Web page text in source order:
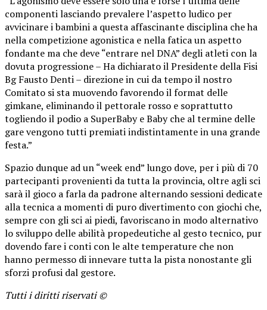
componenti lasciando prevalere l’aspetto ludico per
avvicinare i bambini a questa affascinante disciplina che ha
nella competizione agonistica e nella fatica un aspetto
fondante ma che deve “entrare nel DNA” degli atleti con la
dovuta progressione – Ha dichiarato il Presidente della Fisi
Bg Fausto Denti – direzione in cui da tempo il nostro
Comitato si sta muovendo favorendo il format delle
gimkane, eliminando il pettorale rosso e soprattutto
togliendo il podio a SuperBaby e Baby che al termine delle
gare vengono tutti premiati indistintamente in una grande
festa.”
Spazio dunque ad un “week end” lungo dove, per i più di 70
partecipanti provenienti da tutta la provincia, oltre agli sci
sarà il gioco a farla da padrone alternando sessioni dedicate
alla tecnica a momenti di puro divertimento con giochi che,
sempre con gli sci ai piedi, favoriscano in modo alternativo
lo sviluppo delle abilità propedeutiche al gesto tecnico, pur
dovendo fare i conti con le alte temperature che non
hanno permesso di innevare tutta la pista nonostante gli
sforzi profusi dal gestore.
Tutti i diritti riservati ©